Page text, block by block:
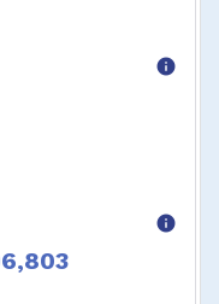
info
info